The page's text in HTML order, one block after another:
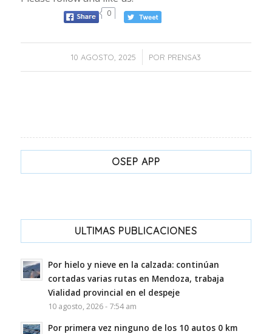
0
10 AGOSTO, 2025
/ POR PRENSA3
OSEP APP
ULTIMAS PUBLICACIONES
Por hielo y nieve en la calzada: continúan
cortadas varias rutas en Mendoza, trabaja
Vialidad provincial en el despeje
10 agosto, 2026 - 7:54 am
Por primera vez ninguno de los 10 autos 0 km